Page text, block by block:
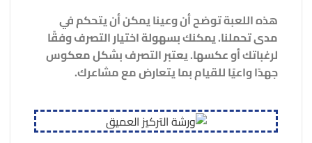
هذه اللعبة توضح أن وعينا يمكن أن يتحكم في
مدى تحملنا. يمكنك بسهولة اختيار التصرف وفقًا
لرغباتك أو عكسها. يعتبر التصرف بشكل معكوس
جهدًا واعيًا للقيام بما يتعارض مع مشاعرك.